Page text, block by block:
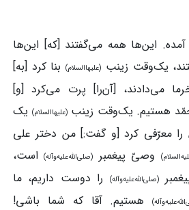
آمده. این‌ها همه می‌گفتند [که] این‌ها
یک‌وقت زینب (علیهاالسلام)بنا کرد [به]
می‌دادند، [آن‌را] پرت می‌کرد [و]
هستیم. یک‌وقت زینب(علیهاالسلام) یک
معرّفی کرد [و گفت:] من دختر علی
وصیّ پیغمبر (صلی‌الله‌علیه‌وآله)است،
(صلی‌الله‌علیه‌وآله)
را دوست داریم، ما
هستیم. آقا که شما باشی!